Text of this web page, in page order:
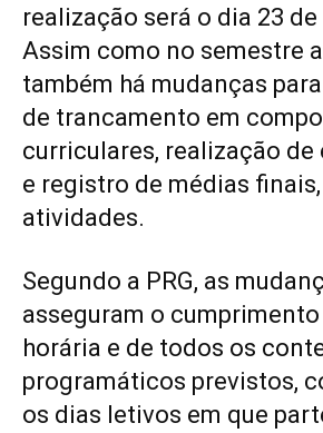
realização será o dia 23
Assim como no semestre
também há mudanças
de trancamento em
curriculares, realização de
e registro de médias
atividades.
Segundo a PRG, as
asseguram o
horária e de todos os
programáticos previstos,
os dias letivos em que